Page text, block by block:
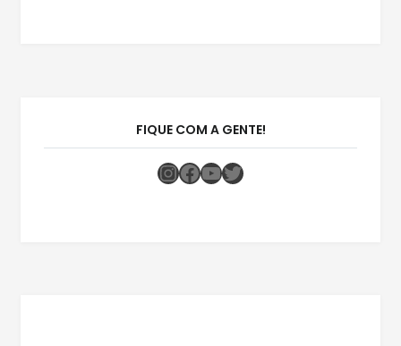
FIQUE COM A GENTE!
Instagram
Facebook
Youtube
Twitter